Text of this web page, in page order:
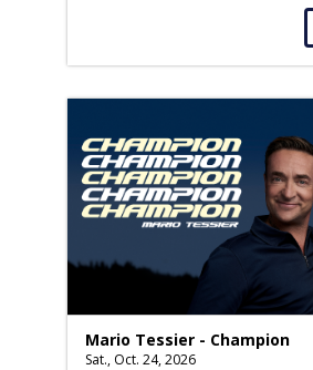
Mario Tessier - Champion
Sat., Oct. 24, 2026